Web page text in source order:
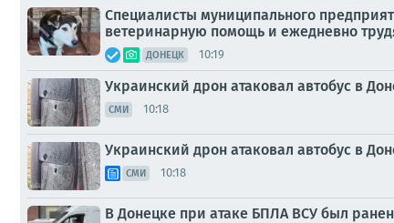
Специалисты муниципального
ветеринарную помощь и ежедневно
ДОНЕЦК 10:19
Украинский дрон атаковал автобус в
СМИ 10:18
Украинский дрон атаковал автобус в
СМИ 10:18
В Донецке при атаке БПЛА ВСУ был ранен